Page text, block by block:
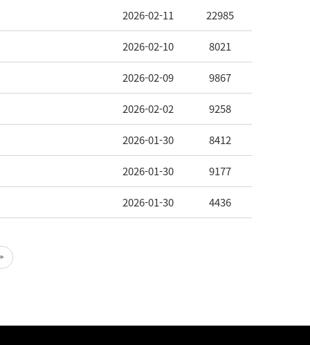
2026-02-11 22985
2026-02-10 8021
2026-02-09 9867
2026-02-02 9258
2026-01-30 8412
2026-01-30 9177
2026-01-30 4436